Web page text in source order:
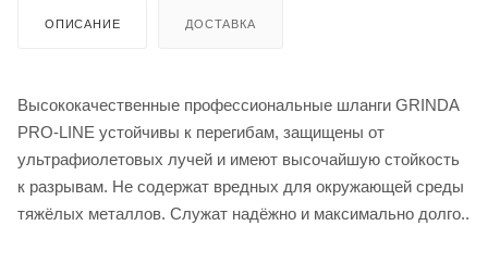
ОПИСАНИЕ ДОСТАВКА
Высококачественные профессиональные шланги GRINDA
PRO-LINE устойчивы к перегибам, защищены от
ультрафиолетовых лучей и имеют высочайшую стойкость
к разрывам. Не содержат вредных для окружающей среды
тяжёлых металлов. Служат надёжно и максимально долго..